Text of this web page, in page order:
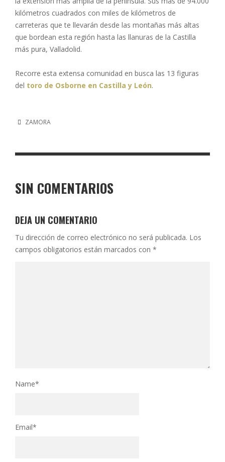
kilómetros cuadrados con miles de kilómetros de
carreteras que te llevarán desde las montañas más altas
que bordean esta región hasta las llanuras de la Castilla
más pura, Valladolid.
Recorre esta extensa comunidad en busca las 13 figuras
del toro de Osborne en Castilla y León.
ZAMORA
SIN COMENTARIOS
DEJA UN COMENTARIO
Tu dirección de correo electrónico no será publicada. Los
campos obligatorios están marcados con *
Name*
Email*